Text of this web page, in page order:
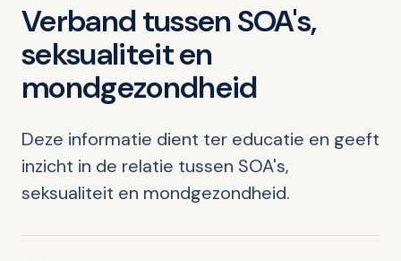
Verband tussen SOA's,
seksualiteit en
mondgezondheid
Deze informatie dient ter educatie en geeft
inzicht in de relatie tussen SOA's,
seksualiteit en mondgezondheid.